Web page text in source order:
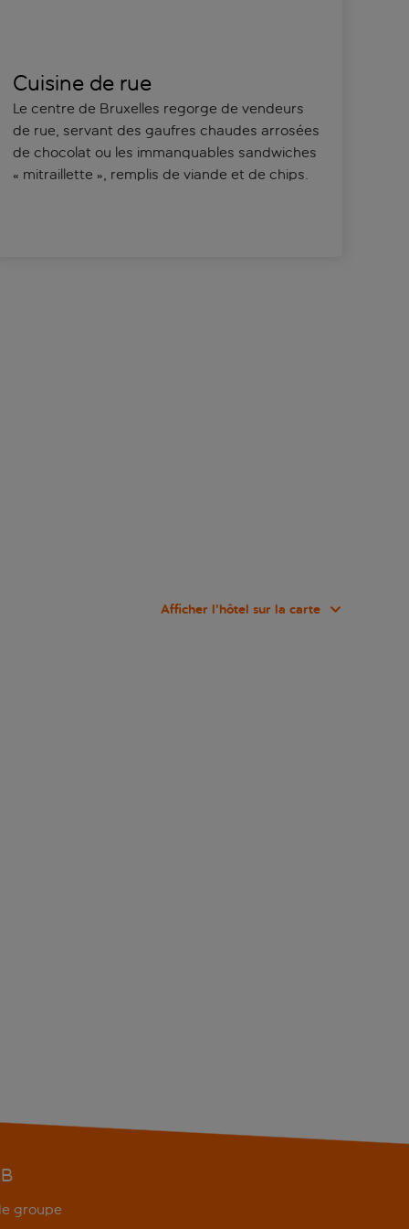
Cuisine de rue
Le centre de Bruxelles regorge de vendeurs
de rue, servant des gaufres chaudes arrosées
de chocolat ou les immanquables sandwiches
« mitraillette », remplis de viande et de chips.
Afficher l’hôtel sur la carte
groupe